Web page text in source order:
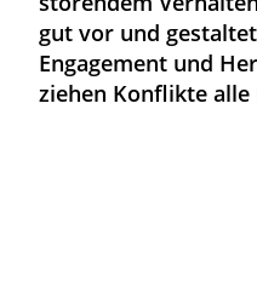
gut vor und
Engagement und
ziehen Konflikte alle